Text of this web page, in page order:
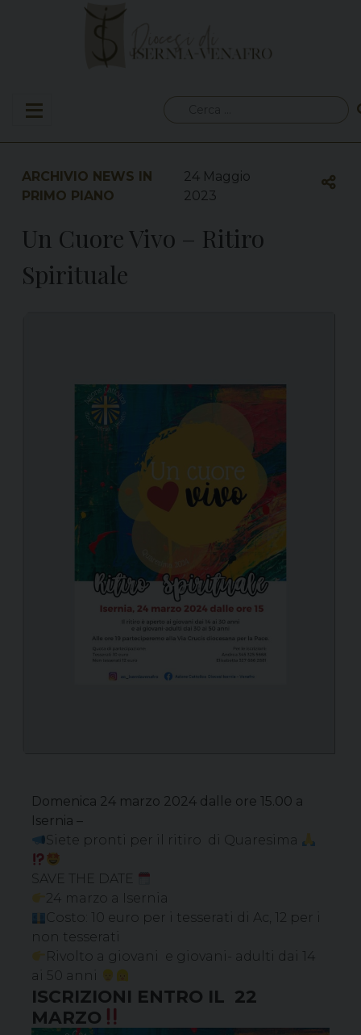
per:
ARCHIVIO NEWS IN
PRIMO PIANO
24 Maggio
2023
Un Cuore Vivo – Ritiro
Spirituale
Domenica 24 marzo 2024 dalle ore 15.00 a
Isernia –
Siete pronti per il ritiro di Quaresima
SAVE THE DATE
24 marzo a Isernia
Costo: 10 euro per i tesserati di Ac, 12 per i
non tesserati
Rivolto a giovani e giovani- adulti dai 14
ai 50 anni
ISCRIZIONI ENTRO IL 22
MARZO